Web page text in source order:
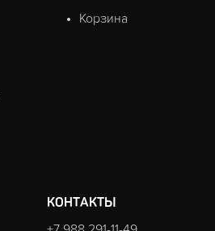
Корзина
КОНТАКТЫ